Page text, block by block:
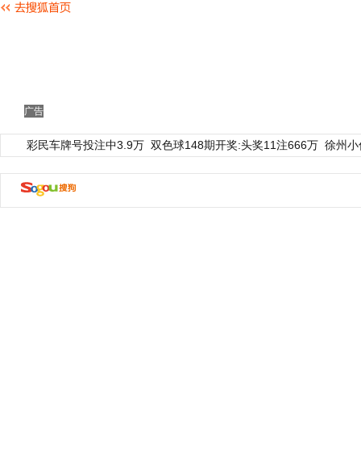
广告
彩民车牌号投注中3.9万 双色球148期开奖:头奖11注666万 徐州